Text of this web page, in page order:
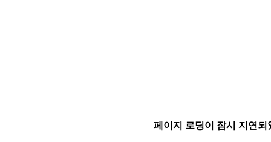
페이지 로딩이 잠시 지연